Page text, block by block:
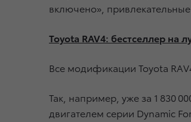
включено»,
Toyota RAV4: бестселлер на
Все модификации Toyota
Так, например, уже за 1 830
двигателем серии Dynamic